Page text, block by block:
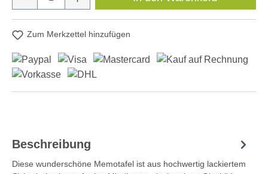
Zum Merkzettel hinzufügen
Beschreibung
Diese wunderschöne Memotafel ist aus hochwertig lackiertem